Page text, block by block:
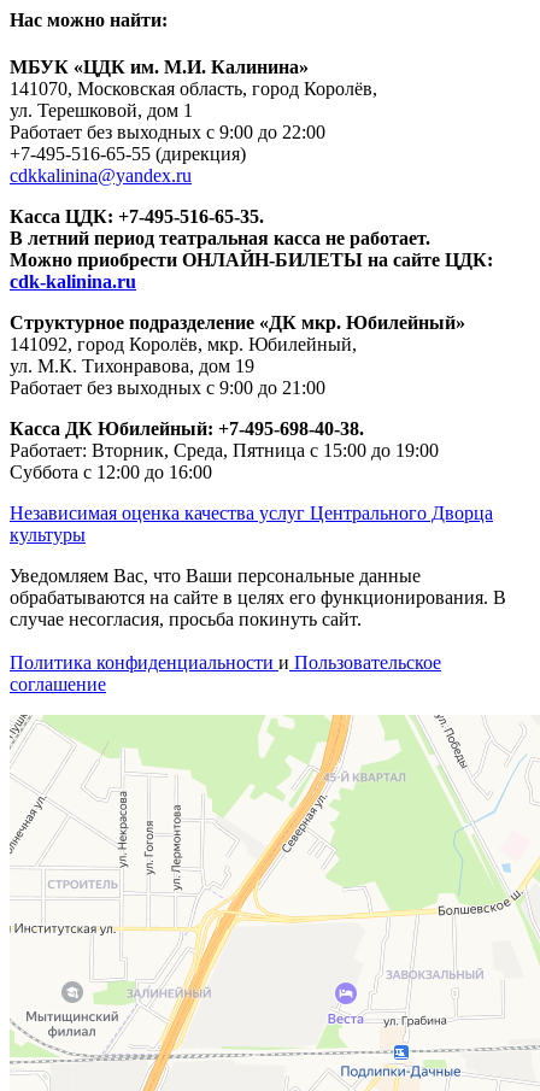
Нас можно найти:
МБУК «ЦДК им. М.И. Калинина»
141070, Московская область, город Королёв,
ул. Терешковой, дом 1
Работает без выходных с 9:00 до 22:00
+7-495-516-65-55 (дирекция)
cdkkalinina@yandex.ru
Касса ЦДК: +7-495-516-65-35.
В летний период театральная касса не работает.
Можно приобрести ОНЛАЙН-БИЛЕТЫ на сайте ЦДК:
cdk-kalinina.ru
Структурное подразделение «ДК мкр. Юбилейный»
141092, город Королёв, мкр. Юбилейный,
ул. М.К. Тихонравова, дом 19
Работает без выходных с 9:00 до 21:00
Касса ДК Юбилейный: +7-495-698-40-38.
Работает: Вторник, Среда, Пятница с 15:00 до 19:00
Суббота с 12:00 до 16:00
Независимая оценка качества услуг Центрального Дворца
культуры
Уведомляем Вас, что Ваши персональные данные
обрабатываются на сайте в целях его функционирования. В
случае несогласия, просьба покинуть сайт.
Политика конфиденциальности и Пользовательское
соглашение